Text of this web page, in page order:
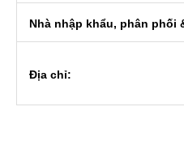
Nhà nhập khẩu, phân phối
Địa chỉ: